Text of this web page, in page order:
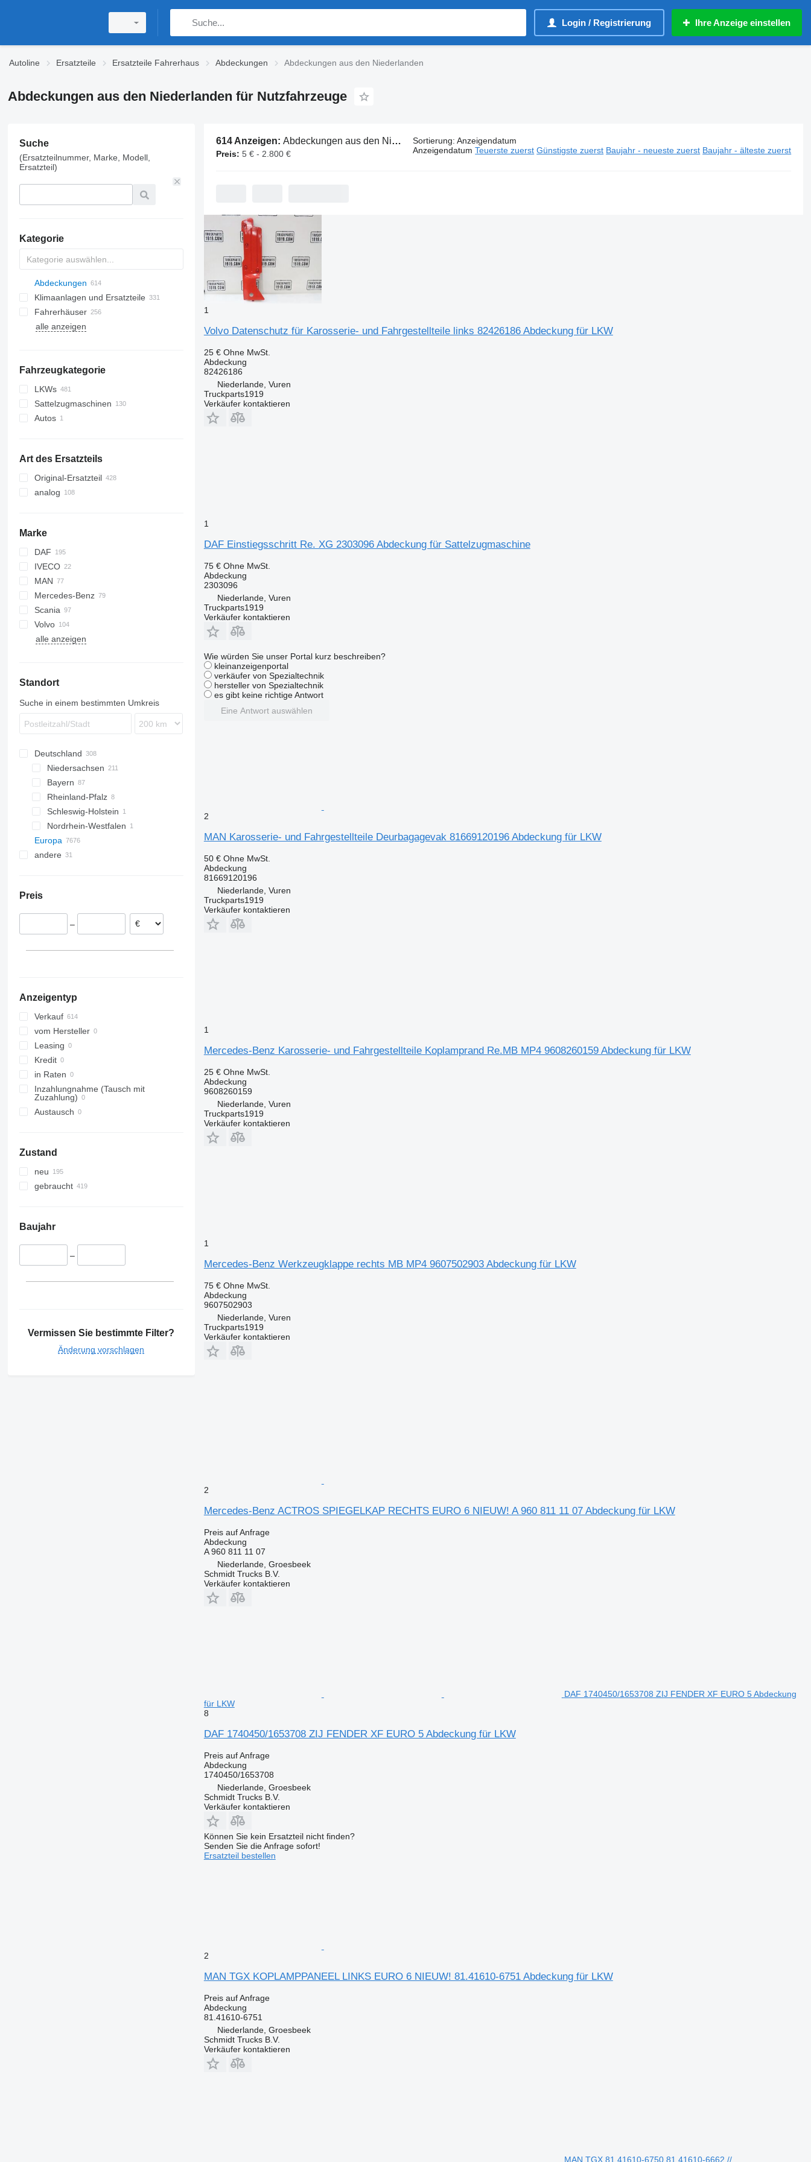
Login / Registrierung Ihre Anzeige einstellen
Autoline Ersatzteile Ersatzteile Fahrerhaus Abdeckungen Abdeckungen aus den Niederlanden
Abdeckungen aus den Niederlanden für Nutzfahrzeuge
Suche
(Ersatzteilnummer, Marke, Modell,
Ersatzteil)
Kategorie
Abdeckungen
Klimaanlagen und Ersatzteile
Autoklimaanlagen
Klimakompressoren
Klimatrockner
sonstige Teile für Klimaanlagen
Fahrerhäuser
Seitenscheiben
alle anzeigen
Fahrzeugkategorie
LKWs
Sattelzugmaschinen
Autos
Art des Ersatzteils
Original-Ersatzteil
analog
Marke
DAF
CF
LF
XD
XF
XG
IVECO
S-Way
Stralis
MAN
TGA
TGL
TGS
TGX
Mercedes-Benz
A-Class
Actros
Arocs
D-series
T-series
Scania
G-series
R-series
Volvo
FH
alle anzeigen
Standort
Suche in einem bestimmten Umkreis
Deutschland
Niedersachsen
Osnabrück
Oldenburg
Bayern
Nürnberg
Rheinland-Pfalz
Bendorf
Schleswig-Holstein
Kiel
Nordrhein-Westfalen
Aachen
Europa
Rumänien
Niederlande
Oss
Hoensbroek
Druten
Kloosterzande
alle anzeigen
Griechenland
andere
Preis
–
Anzeigentyp
Verkauf
vom Hersteller
Leasing
Kredit
in Raten
Inzahlungnahme (Tausch mit
Zuzahlung)
Austausch
Zustand
neu
gebraucht
Baujahr
–
Vermissen Sie bestimmte Filter?
Änderung vorschlagen
614 Anzeigen: Abdeckungen aus den Niederlanden
Preis: 5 € - 2.800 €
Sortierung: Anzeigendatum
Anzeigendatum Teuerste zuerst Günstigste zuerst Baujahr - neueste zuerst Baujahr - älteste zuerst
1
Volvo Datenschutz für Karosserie- und Fahrgestellteile links 82426186 Abdeckung für LKW
25 € Ohne MwSt.
Abdeckung
82426186
Niederlande, Vuren
Truckparts1919
Verkäufer kontaktieren
1
DAF Einstiegsschritt Re. XG 2303096 Abdeckung für Sattelzugmaschine
75 € Ohne MwSt.
Abdeckung
2303096
Niederlande, Vuren
Truckparts1919
Verkäufer kontaktieren
Wie würden Sie unser Portal kurz beschreiben?
kleinanzeigenportal
verkäufer von Spezialtechnik
hersteller von Spezialtechnik
es gibt keine richtige Antwort
Eine Antwort auswählen
2
MAN Karosserie- und Fahrgestellteile Deurbagagevak 81669120196 Abdeckung für LKW
50 € Ohne MwSt.
Abdeckung
81669120196
Niederlande, Vuren
Truckparts1919
Verkäufer kontaktieren
1
Mercedes-Benz Karosserie- und Fahrgestellteile Koplamprand Re.MB MP4 9608260159 Abdeckung für LKW
25 € Ohne MwSt.
Abdeckung
9608260159
Niederlande, Vuren
Truckparts1919
Verkäufer kontaktieren
1
Mercedes-Benz Werkzeugklappe rechts MB MP4 9607502903 Abdeckung für LKW
75 € Ohne MwSt.
Abdeckung
9607502903
Niederlande, Vuren
Truckparts1919
Verkäufer kontaktieren
2
Mercedes-Benz ACTROS SPIEGELKAP RECHTS EURO 6 NIEUW! A 960 811 11 07 Abdeckung für LKW
Preis auf Anfrage
Abdeckung
A 960 811 11 07
Niederlande, Groesbeek
Schmidt Trucks B.V.
Verkäufer kontaktieren
DAF 1740450/1653708 ZIJ FENDER XF EURO 5 Abdeckung
für LKW
8
DAF 1740450/1653708 ZIJ FENDER XF EURO 5 Abdeckung für LKW
Preis auf Anfrage
Abdeckung
1740450/1653708
Niederlande, Groesbeek
Schmidt Trucks B.V.
Verkäufer kontaktieren
Können Sie kein Ersatzteil nicht finden?
Senden Sie die Anfrage sofort!
Ersatzteil bestellen
2
MAN TGX KOPLAMPPANEEL LINKS EURO 6 NIEUW! 81.41610-6751 Abdeckung für LKW
Preis auf Anfrage
Abdeckung
81.41610-6751
Niederlande, Groesbeek
Schmidt Trucks B.V.
Verkäufer kontaktieren
MAN TGX 81.41610-6750 81.41610-6662 //